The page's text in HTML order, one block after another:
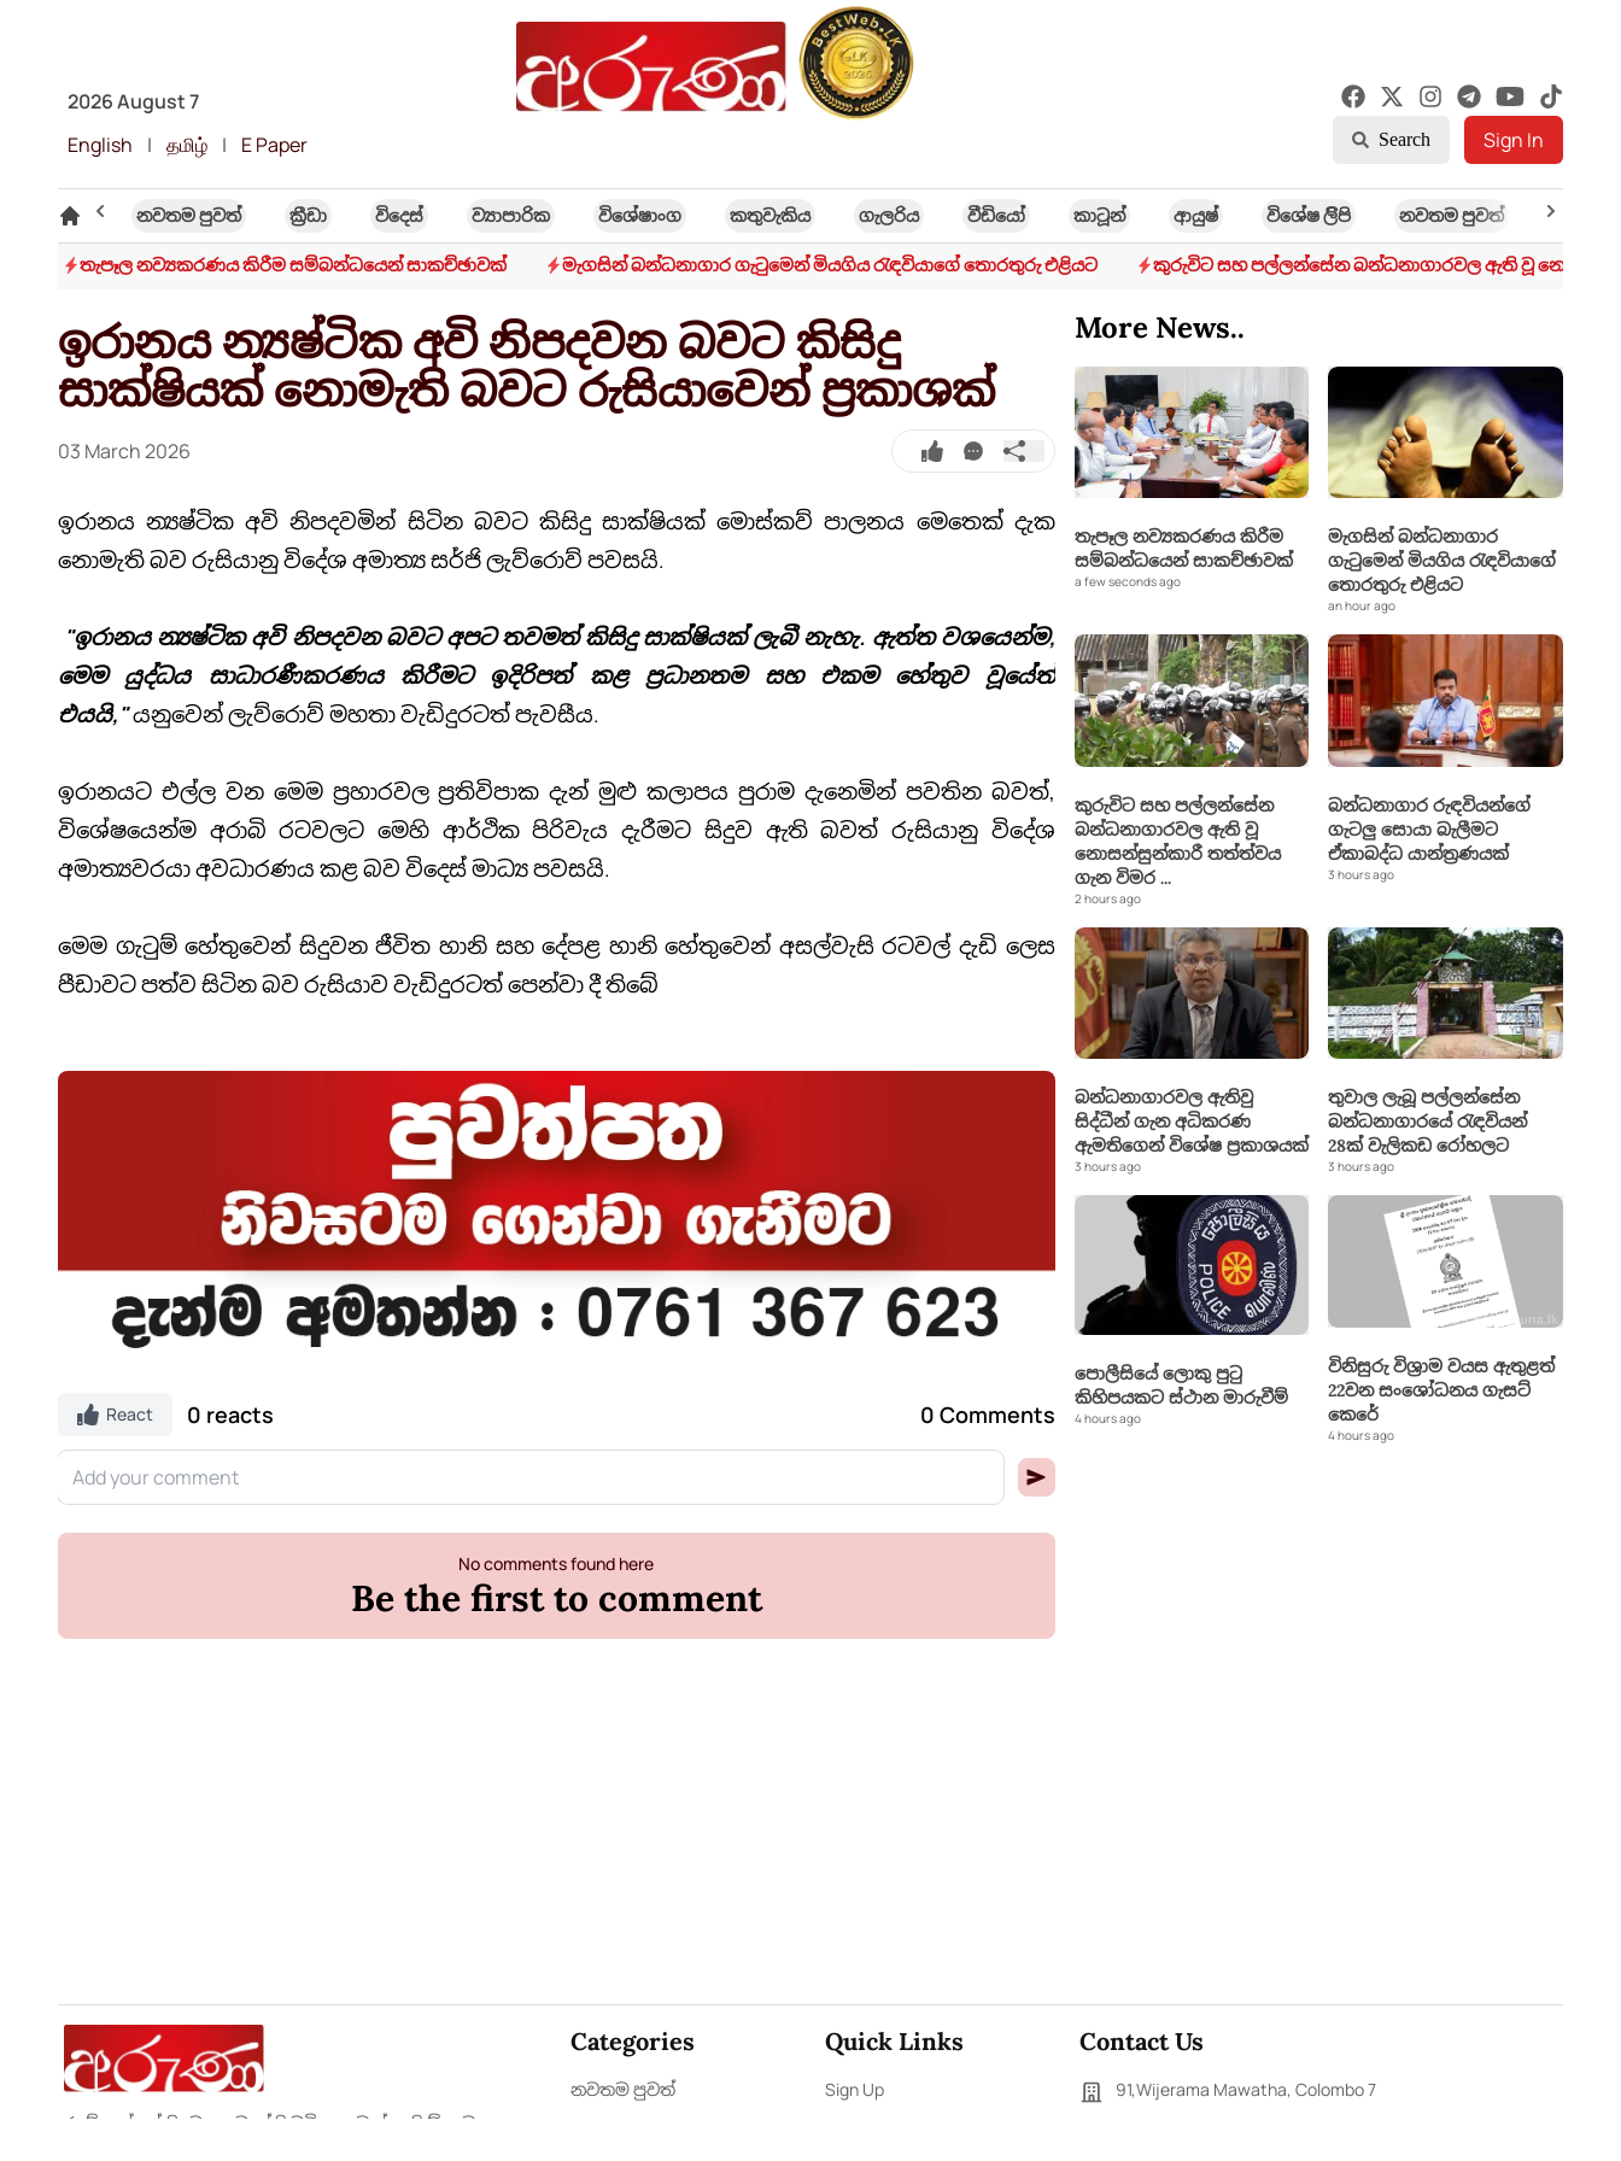
2026 August 7
English
| தமிழ் | E Paper Search Sign In
විශේෂ ලිිපි නවතම පුවත් ක්‍රී​ඩා විදෙස් ව්‍යාපාරික විශේෂාංග කතුවැකිය ගැලරිය වීඩියෝ කාටූන් ආයුෂ් විශේෂ ලිිපි නවතම පුවත් ක්‍රී​ඩා
තැපෑල නව්‍යකරණය කිරීම සම්බන්ධයෙන් සාකච්ඡාවක් මැගසින් බන්ධනාගාර ගැටුමෙන් මියගිය රැඳවියාගේ තොරතුරු එළියට කුරුවිට සහ පල්ලන්සේන බන්ධනාගාරවල ඇති වූ
ඉරානය න්‍යෂ්ටික අවි නිපදවන බවට කිසිදු
සාක්ෂියක් නොමැති බවට රුසියාවෙන් ප්‍රකාශක්
03 March 2026
ඉරානය න්‍යෂ්ටික අවි නිපදවමින් සිටින බවට කිසිදු සාක්ෂියක් මොස්කව් පාලනය මෙතෙක් දැක
නොමැති බව රුසියානු විදේශ අමාත්‍ය සර්ජි ලැව්රොව් පවසයි.
"ඉරානය න්‍යෂ්ටික අවි නිපදවන බවට අපට තවමත් කිසිදු සාක්ෂියක් ලැබී නැහැ. ඇත්ත වශයෙන්ම,
මෙම යුද්ධය සාධාරණීකරණය කිරීමට ඉදිරිපත් කළ ප්‍රධානතම සහ එකම හේතුව වූයේත්
එයයි,"යනුවෙන් ලැව්රොව් මහතා වැඩිදුරටත් පැවසීය.
ඉරානයට එල්ල වන මෙම ප්‍රහාරවල ප්‍රතිවිපාක දැන් මුළු කලාපය පුරාම දැනෙමින් පවතින බවත්,
විශේෂයෙන්ම අරාබි රටවලට මෙහි ආර්ථික පිරිවැය දැරීමට සිදුව ඇති බවත් රුසියානු විදේශ
අමාත්‍යවරයා අවධාරණය කළ බව විදෙස් මාධ්‍ය පවසයි.
මෙම ගැටුම් හේතුවෙන් සිදුවන ජීවිත හානි සහ දේපළ හානි හේතුවෙන් අසල්වැසි රටවල් දැඩි ලෙස
පීඩාවට පත්ව සිටින බව රුසියාව වැඩිදුරටත් පෙන්වා දී තිබේ
React 0 reacts 0 Comments
No comments found here
Be the first to comment
More News..
තැපෑල නව්‍යකරණය කිරීම
සම්බන්ධයෙන් සාකච්ඡාවක්
a few seconds ago
මැගසින් බන්ධනාගාර
ගැටුමෙන් මියගිය රැඳවියාගේ
තොරතුරු එළියට
an hour ago
කුරුවිට සහ පල්ලන්සේන
බන්ධනාගාරවල ඇති වූ
නොසන්සුන්කාරී තත්ත්වය
ගැන විමර...
2 hours ago
බන්ධනාගාර රුඳවියන්ගේ
ගැටලු සොයා බැලීමට
ඒකාබද්ධ යාන්ත්‍රණයක්
3 hours ago
බන්ධනාගාරවල ඇතිවු
සිද්ධීන් ගැන අධිකරණ
ඇමතිගෙන් විශේෂ ප්‍රකාශයක්
3 hours ago
තුවාල ලැබූ පල්ලන්සේන
බන්ධනාගාරයේ රැඳවියන්
28ක් වැලිකඩ රෝහලට
3 hours ago
පොලීසියේ ලොකු පුටු
කිහිපයකට ස්ථාන මාරුවීම්
4 hours ago
විනිසුරු විශ්‍රාම වයස ඇතුළත්
22වන සංශෝධනය ගැසට්
කෙරේ
4 hours ago
රටේ ලෝකේ සිදුවන ප්‍රවෘත්ති වටිනාකමක් ඇති ඕනෑම
Categories
නවතම පුවත්
Quick Links
Sign Up
Contact Us
91,Wijerama Mawatha, Colombo 7